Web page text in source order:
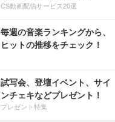
CS動画配信サービス20選
毎週の音楽ランキングから、
ヒットの推移をチェック！
試写会、登壇イベント、サイ
ンチェキなどプレゼント！
プレゼント特集